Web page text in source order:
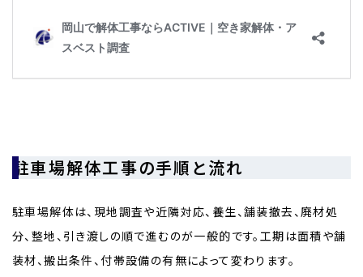
駐車場解体工事の手順と流れ
駐車場解体は、現地調査や近隣対応、養生、舗装撤去、廃材処
分、整地、引き渡しの順で進むのが一般的です。工期は面積や舗
装材、搬出条件、付帯設備の有無によって変わります。